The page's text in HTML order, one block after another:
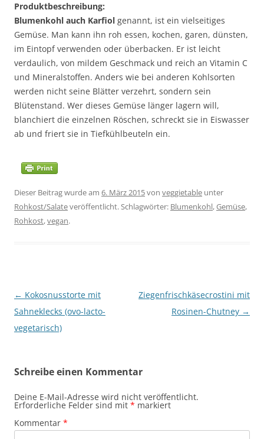
Produktbeschreibung:
Blumenkohl auch Karfiol genannt, ist ein vielseitiges
Gemüse. Man kann ihn roh essen, kochen, garen, dünsten,
im Eintopf verwenden oder überbacken. Er ist leicht
verdaulich, von mildem Geschmack und reich an Vitamin C
und Mineralstoffen. Anders wie bei anderen Kohlsorten
werden nicht seine Blätter verzehrt, sondern sein
Blütenstand. Wer dieses Gemüse länger lagern will,
blanchiert die einzelnen Röschen, schreckt sie in Eiswasser
ab und friert sie in Tiefkühlbeuteln ein.
Dieser Beitrag wurde am 6. März 2015von veggietable unter
Rohkost/Salateveröffentlicht. Schlagwörter: Blumenkohl,Gemüse,
Rohkost,vegan.
Beitragsnavigation
← Kokosnusstorte mit
Sahneklecks (ovo-lacto-
vegetarisch)
Ziegenfrischkäsecrostini mit
Rosinen-Chutney →
Schreibe einen Kommentar
Deine E-Mail-Adresse wird nicht veröffentlicht.
Erforderliche Felder sind mit * markiert
Kommentar *